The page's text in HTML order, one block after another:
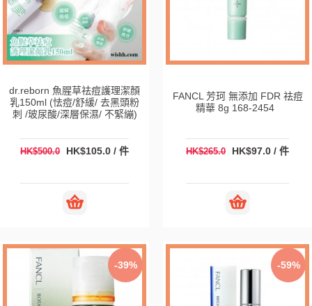
dr.reborn 魚腥草祛痘護理潔顏
乳150ml (怯痘/舒緩/ 去黑頭粉
刺 /玻尿酸/深層保濕/ 不緊繃)
HK$500.0 HK$105.0 / 件
FANCL 芳珂 無添加 FDR 祛痘
精華 8g 168-2454
HK$265.0 HK$97.0 / 件
-39% -59%